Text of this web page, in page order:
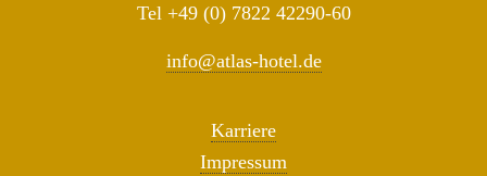
Tel +49 (0) 7822 42290-60
info@​atlas-​hotel.​de
Kar­rie­re
Im­pres­sum